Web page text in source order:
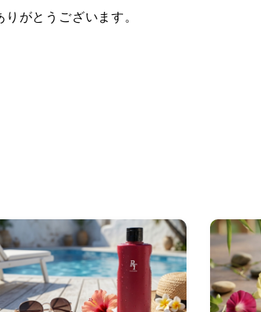
がとうございます。